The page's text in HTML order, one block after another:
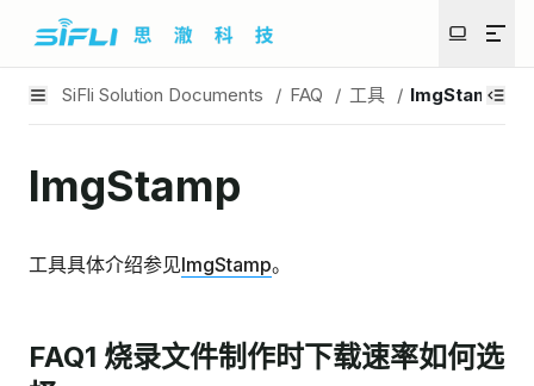
SiFli Solution Documents / FAQ / 工具 / ImgStamp
ImgStamp
工具具体介绍参见ImgStamp。
FAQ1 烧录文件制作时下载速率如何选